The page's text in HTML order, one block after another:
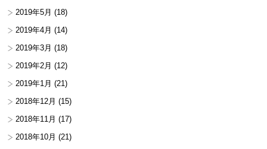
2019年5月 (18)
2019年4月 (14)
2019年3月 (18)
2019年2月 (12)
2019年1月 (21)
2018年12月 (15)
2018年11月 (17)
2018年10月 (21)